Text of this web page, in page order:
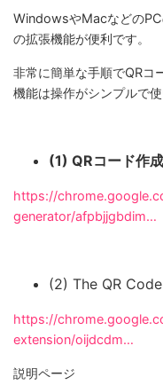
WindowsやMacなどの
の拡張機能が便利です。
非常に簡単な手順でQRコ
機能は操作がシンプルで使
(1) QRコード作
https://
generator/afpbjjgbdim…
(2) The QR
https://
extension/oijdcdm…
説明ページ